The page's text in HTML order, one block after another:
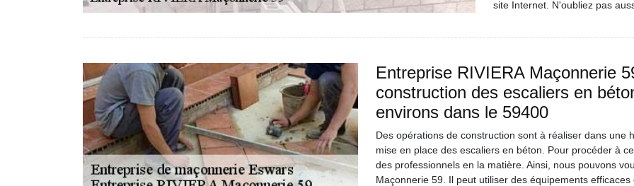
site Internet. N'oubliez pas
Entreprise RIVIERA Maçonnerie
construction des escaliers en
environs dans le 59400
Des opérations de construction sont à réaliser dans une
mise en place des escaliers en béton. Pour procéder à
des professionnels en la matière. Ainsi, nous pouvons
Maçonnerie 59. Il peut utiliser des équipements